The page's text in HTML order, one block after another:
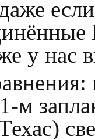
у нас